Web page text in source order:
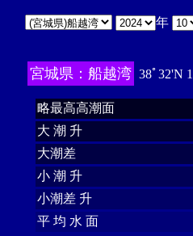
年
宮城県：船越湾 38ﾟ32'N
略最高高潮面
大 潮 升
大潮差
小 潮 升
小潮差 升
平 均 水 面